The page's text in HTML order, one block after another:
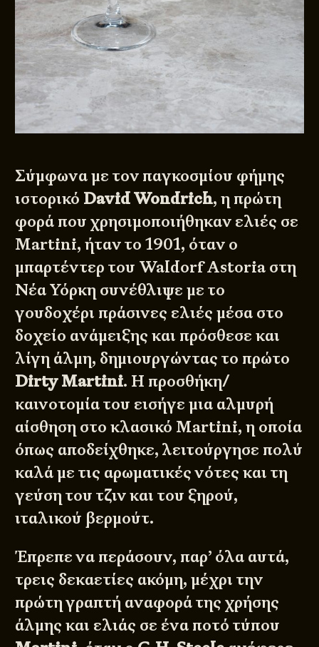
Σύμφωνα με τον παγκοσμίου φήμης
ιστορικό David Wondrich, η πρώτη
φορά που χρησιμοποιήθηκαν ελιές σε
Martini, ήταν το 1901, όταν ο
μπαρτέντερ του Waldorf Astoria στη
Νέα Υόρκη συνέθλιψε με το
γουδοχέρι πράσινες ελιές μέσα στο
δοχείο ανάμειξης και πρόσθεσε και
λίγη άλμη, δημιουργώντας το πρώτο
Dirty Martini. Η προσθήκη/
καινοτομία του εισήγε μια αλμυρή
αίσθηση στο κλασικό Martini, η οποία
όπως αποδείχθηκε, λειτούργησε πολύ
καλά με τις αρωματικές νότες και τη
γεύση του τζιν και του ξηρού,
ιταλικού βερμούτ.
Έπρεπε να περάσουν, παρ’ όλα αυτά,
τρεις δεκαετίες ακόμη, μέχρι την
πρώτη γραπτή αναφορά της χρήσης
άλμης και ελιάς σε ένα ποτό τύπου